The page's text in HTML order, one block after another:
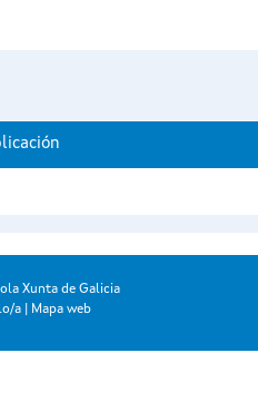
Xunta de Galicia
a Mapa web